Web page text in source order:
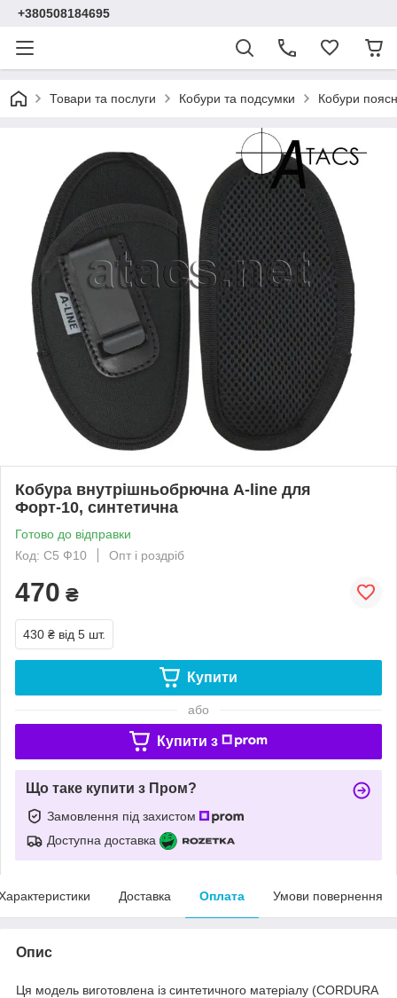
+380508184695
Товари та послуги Кобури та подсумки Кобури
Кобура внутрішньобрючна A-line для
Форт-10, синтетична
Готово до відправки
Код: С5 Ф10
Опт і роздріб
470 ₴
430 ₴ від 5 шт.
Купити
або
Купити з
Що таке купити з Пром?
Замовлення під захистом
Доступна доставка
Доставка Оплата Умови повернення
Опис
Ця модель виготовлена із синтетичного матеріалу (CORDURA